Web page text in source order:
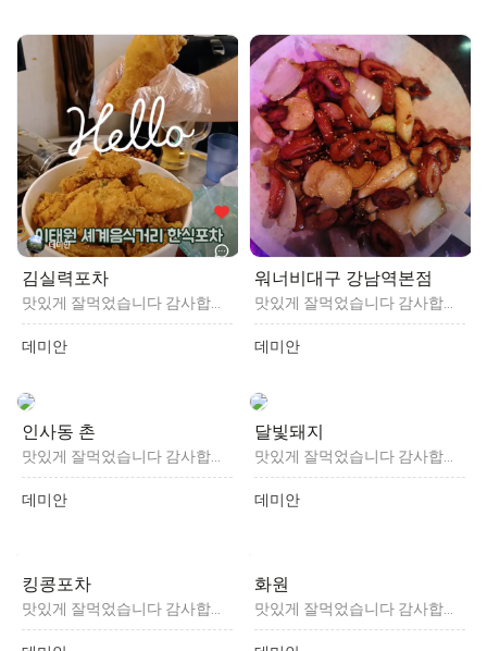
김실력포차
데미안
워너비대구 강남역본점
데미안
인사동 촌
데미안
달빛돼지
데미안
킹콩포차 화원